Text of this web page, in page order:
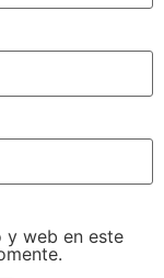
y web en este